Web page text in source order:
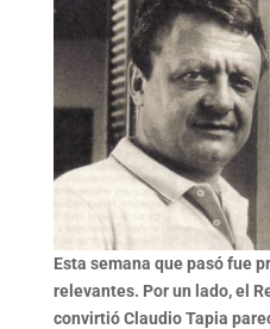
Esta semana que pasó fue
relevantes. Por un lado,el
convirtió Claudio Tapia